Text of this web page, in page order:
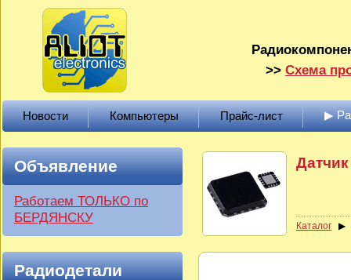
>> Схема
Новости Компьютеры Прайс-лист ▶
Объявление
Работаем ТОЛЬКО по
БЕРДЯНСКУ
Радиодетали
Каталог